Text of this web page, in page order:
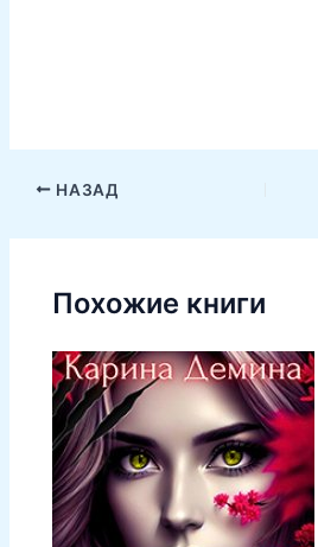
НАЗАД
Похожие книги